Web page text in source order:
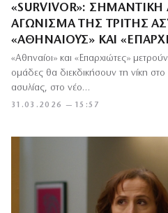
«SURVIVOR»:
ΑΓΏΝΙΣΜΑ ΤΗΣ ΤΡΊΤΗΣ
«ΑΘΗΝΑΊΟΥΣ» ΚΑΙ
31.03.2026 — 15:57
«Αθηναίοι» και «Επαρχιώτες»
ομάδες θα διεκδικήσουν τη νίκη στο
ασυλίας, στο νέο…